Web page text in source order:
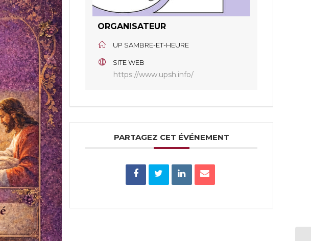
ORGANISATEUR
UP SAMBRE-ET-HEURE
SITE WEB
https://www.upsh.info/
PARTAGEZ CET ÉVÉNEMENT